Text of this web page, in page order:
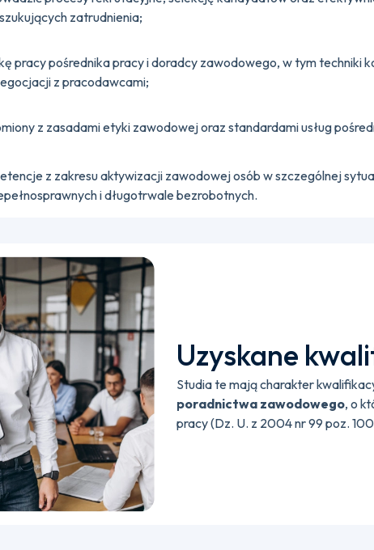
zatrudnienia;
pracy pośrednika pracy i doradcy zawodowego, w tym techniki
z pracodawcami;
z zasadami etyki zawodowej oraz standardami usług
z zakresu aktywizacji zawodowej osób w szczególnej
i długotrwale bezrobotnych.
Uzyskane
Studia te mają charakter
poradnictwa zawodowego, o
pracy (Dz. U. z 2004 nr 99 poz.